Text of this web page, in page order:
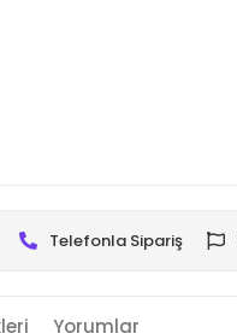
Telefonla Sipariş
Yorumlar